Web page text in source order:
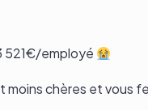
521€/employé
chères et vous